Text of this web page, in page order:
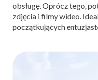
obsługę. Oprócz tego,
zdjęcia i filmy wideo.
początkujących